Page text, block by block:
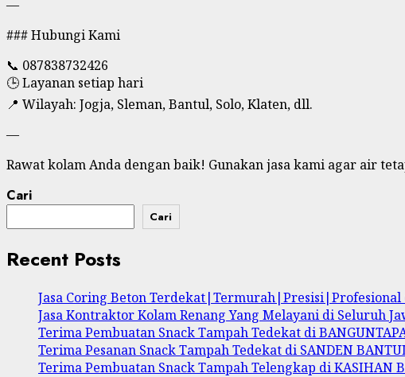
—
### Hubungi Kami
📞 087838732426
🕒 Layanan setiap hari
📍 Wilayah: Jogja, Sleman, Bantul, Solo, Klaten, dll.
—
Rawat kolam Anda dengan baik! Gunakan jasa kami agar air
Cari
Cari
Recent Posts
Jasa Coring Beton Terdekat|Termurah|Presisi|Profesional
Jasa Kontraktor Kolam Renang Yang Melayani di Seluruh
Terima Pembuatan Snack Tampah Tedekat di
Terima Pesanan Snack Tampah Tedekat di SANDEN
Terima Pembuatan Snack Tampah Telengkap di KASIHAN